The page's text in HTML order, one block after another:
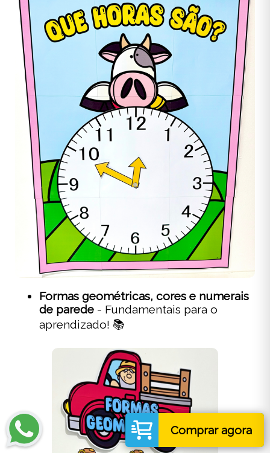
Formas geométricas, cores e numerais
de parede - Fundamentais para o
aprendizado! 📚
Comprar agora